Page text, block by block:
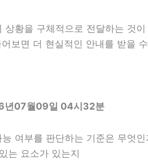
상황을 구체적으로 전달하는 것
보면 더 현실적인 안내를 받을
년07월09일 04시32분
여부를 판단하는 기준은 무엇인
는 요소가 있는지